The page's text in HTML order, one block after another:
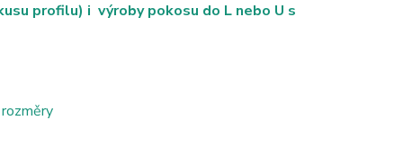
profilu) i výroby pokosu do L nebo U s